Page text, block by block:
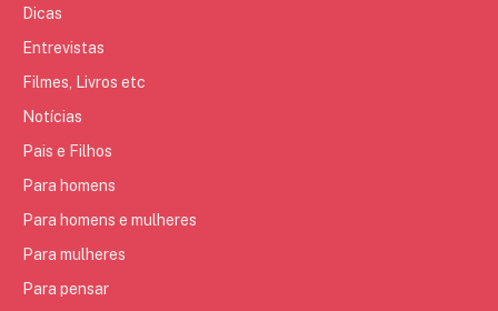
Dicas
Entrevistas
Filmes, Livros etc
Notícias
Pais e Filhos
Para homens
Para homens e mulheres
Para mulheres
Para pensar